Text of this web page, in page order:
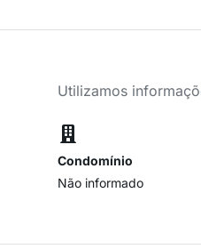
Utilizamos
Condomínio
Não informado